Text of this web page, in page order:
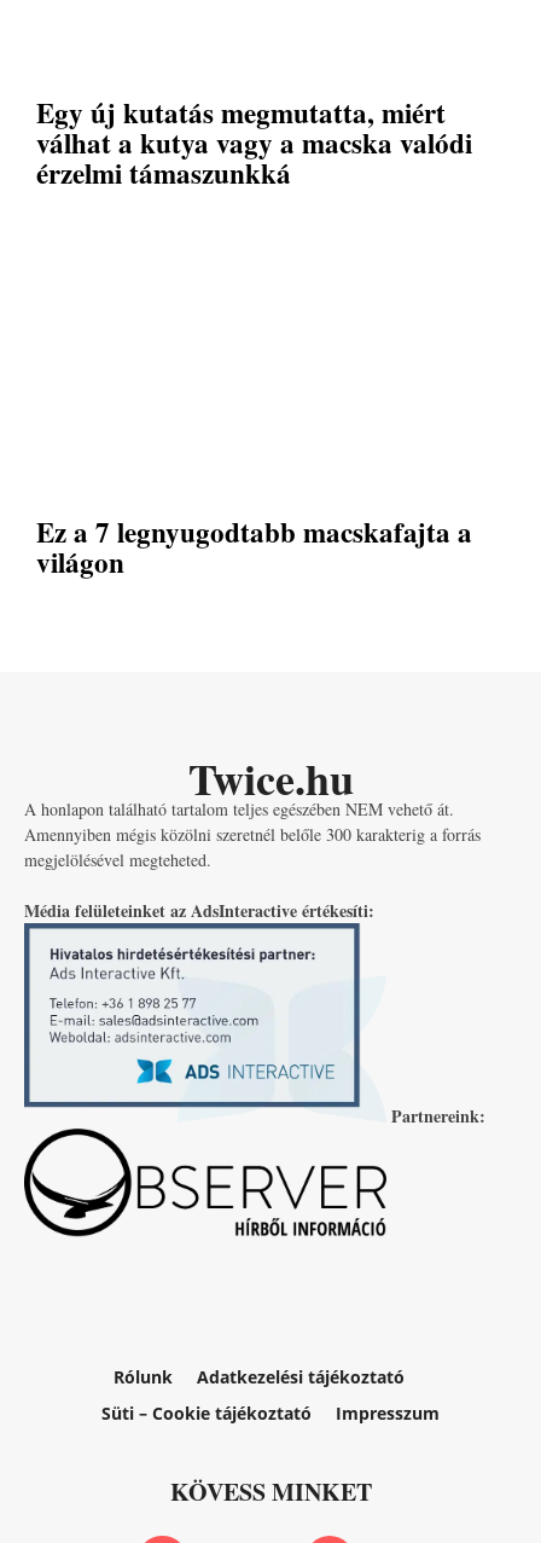
Egy új kutatás megmutatta, miért
válhat a kutya vagy a macska valódi
érzelmi támaszunkká
Ez a 7 legnyugodtabb macskafajta a
világon
Twice.hu
A honlapon található tartalom teljes egészében NEM vehető át.
Amennyiben mégis közölni szeretnél belőle 300 karakterig a forrás
megjelölésével megteheted.
Média felületeinket az AdsInteractive értékesíti:
Partnereink:
Rólunk
Adatkezelési tájékoztató
Süti – Cookie tájékoztató
Impresszum
KÖVESS MINKET